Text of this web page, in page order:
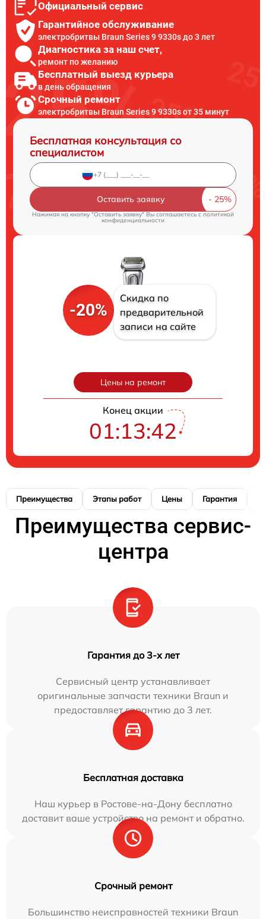
Официальный сервис
Гарантийное обслуживание
электробритвы Braun Series 9 9330s до 3 лет
Диагностика за наш счет,
ремонт по желанию
Бесплатный выезд курьера
в день обращения
Срочный ремонт
электробритвы Braun Series 9 9330s от 35 минут
Бесплатная консультация со
специалистом
Оставить заявку
Нажимая на кнопку "Оставить заявку" Вы соглашаетесь cполитикой
конфиденциальности
-20%
Скидка по
предварительной
записи на сайте
Цены на ремонт
Конец акции
01:13:41
Преимущества Этапы работ Цены Гарантия
Преимущества сервис-
центра
Гарантия до 3-х лет
Сервисный центр устанавливает
оригинальные запчасти техники Braun и
предоставляет гарантию до 3 лет.
Бесплатная доставка
Наш курьер в Ростове-на-Дону бесплатно
доставит ваше устройство на ремонт и обратно.
Срочный ремонт
Большинство неисправностей техники Braun